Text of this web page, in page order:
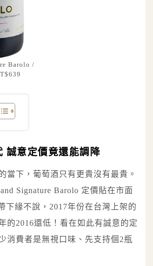
Barolo /
誠意定價竟還能調降
當下，葡萄酒只有更貴沒有最貴。
Signature Barolo 定價貼在市面
下緣不說，2017年份在台灣上架的
的2016還低！看在如此有誠意的定
消費者是無視口味、先支持個2瓶